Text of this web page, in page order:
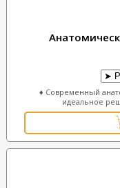
♦ Современный
идеальное